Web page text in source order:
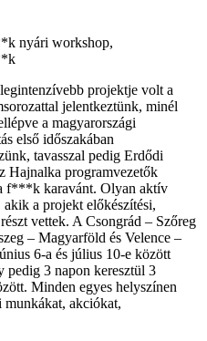
nyári workshop,
projektje volt a
jelentkeztünk, minél
a magyarországi
első időszakában
tavasszal pedig Erdődi
Hajnalka programvezetők
f***k karavánt. Olyan aktív
a projekt előkészítési,
vettek. A Csongrád – Szőreg
– Magyarföld és Velence –
6-a és július 10-e között
pedig 3 napon keresztül 3
Minden egyes helyszínen
akciókat,